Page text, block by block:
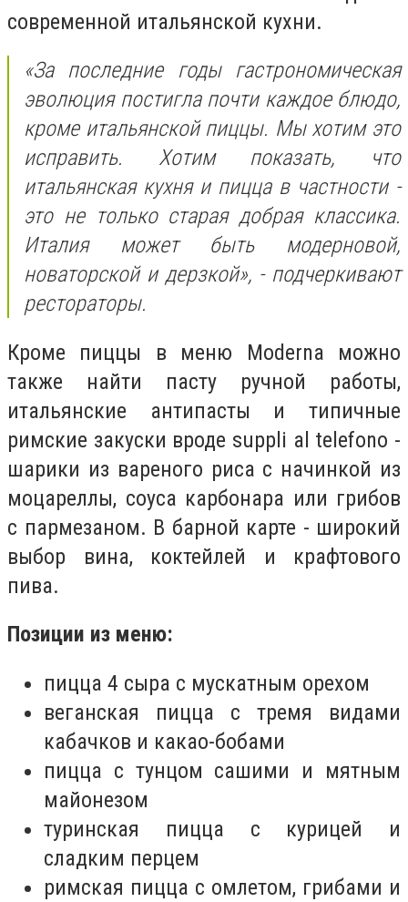
современной итальянской кухни.
«За последние годы гастрономическая
эволюция постигла почти каждое блюдо,
кроме итальянской пиццы. Мы хотим это
исправить. Хотим показать, что
итальянская кухня и пицца в частности -
это не только старая добрая классика.
Италия может быть модерновой,
новаторской и дерзкой», - подчеркивают
рестораторы.
Кроме пиццы в меню Moderna можно
также найти пасту ручной работы,
итальянские антипасты и типичные
римские закуски вроде suppli al telefono -
шарики из вареного риса с начинкой из
моцареллы, соуса карбонара или грибов
с пармезаном. В барной карте - широкий
выбор вина, коктейлей и крафтового
пива.
Позиции из меню:
пицца 4 сыра с мускатным орехом
веганская пицца с тремя видами
кабачков и какао-бобами
пицца с тунцом сашими и мятным
майонезом
туринская пицца с курицей и
сладким перцем
римская пицца с омлетом, грибами и